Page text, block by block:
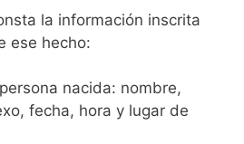
la información inscrita
ese hecho:
nacida: nombre,
fecha, hora y lugar de